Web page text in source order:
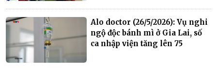
Alo doctor (26/5/2026): Vụ nghi
ngộ độc bánh mì ở Gia Lai, số
ca nhập viện tăng lên 75